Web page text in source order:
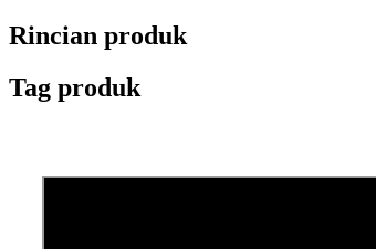
Rincian produk
Tag produk